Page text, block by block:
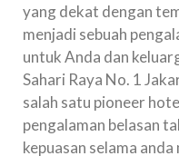
yang dekat dengan
menjadi sebuah
untuk Anda dan
Sahari Raya No. 1
salah satu pioneer
pengalaman belasan
kepuasan selama